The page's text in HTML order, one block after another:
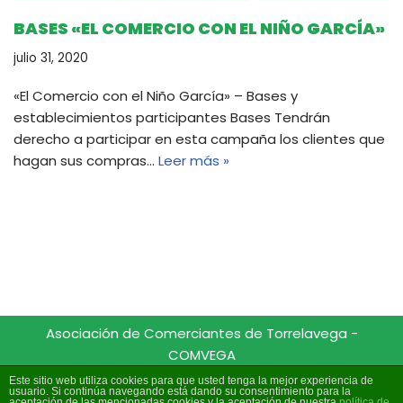
BASES «EL COMERCIO CON EL NIÑO GARCÍA»
julio 31, 2020
«El Comercio con el Niño García» – Bases y
establecimientos participantes Bases Tendrán
derecho a participar en esta campaña los clientes que
hagan sus compras… Leer más »
Asociación de Comerciantes de Torrelavega -
COMVEGA
CIF G39587407
Este sitio web utiliza cookies para que usted tenga la mejor experiencia de
usuario. Si continúa navegando está dando su consentimiento para la